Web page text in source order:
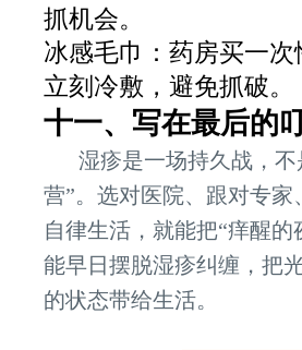
抓机会。
冰感毛巾：药房买一
立刻冷敷，避免抓破。
十一、写在最后的
湿疹是一场持久战，
营”。选对医院、跟对专
自律生活，就能把“痒醒
能早日摆脱湿疹纠缠，把
的状态带给生活。